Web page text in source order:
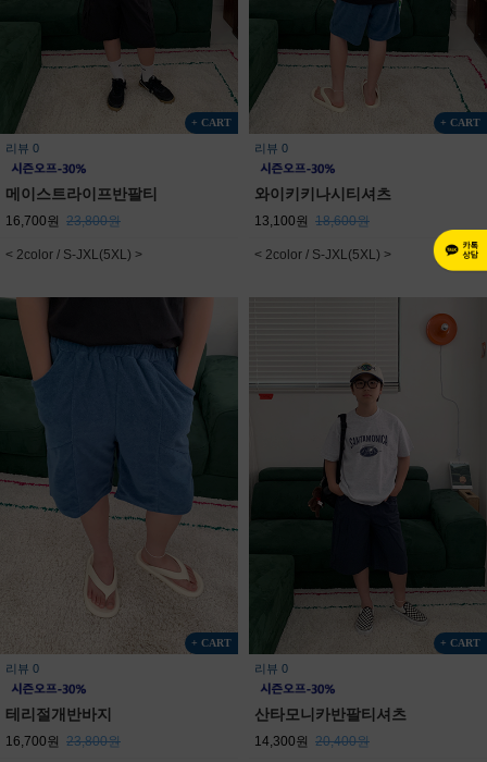
+ CART
리뷰 0
메이스트라이프반팔티
16,700원 23,800원
< 2color / S-JXL(5XL) >
+ CART
리뷰 0
와이키키나시티셔츠
13,100원 18,600원
< 2color / S-JXL(5XL) >
+ CART
리뷰 0
테리절개반바지
16,700원 23,800원
+ CART
리뷰 0
산타모니카반팔티셔츠
14,300원 20,400원